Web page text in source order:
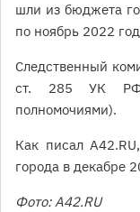
шли из бюджета
по ноябрь 2022
Следственный
ст. 285 УК РФ
полномочиями).
Как писал
города в декабре
Фото: A42.RU